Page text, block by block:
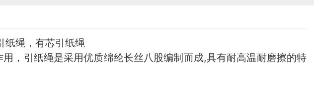
纸绳 ，有芯引纸绳
， 引纸绳是采用优质绵纶长丝八股编制而成,具有耐高温耐磨擦的特